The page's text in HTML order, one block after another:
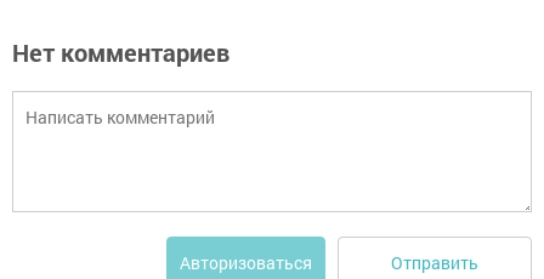
Нет комментариев
Авторизоваться Отправить